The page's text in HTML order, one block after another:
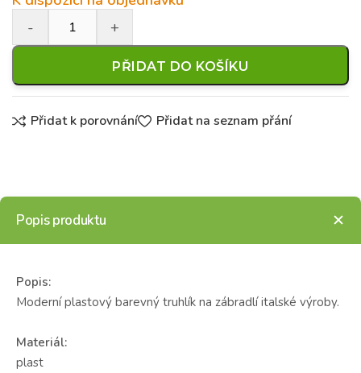
PŘIDAT DO KOŠÍKU
Přidat k porovnání Přidat na seznam přání
Popis produktu
Popis:
Moderní plastový barevný truhlík na zábradlí italské výroby.
Materiál:
plast